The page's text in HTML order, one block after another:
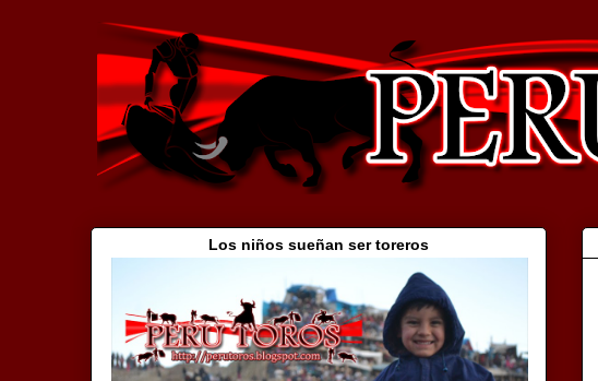
Los niños sueñan ser toreros